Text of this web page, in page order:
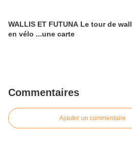
WALLIS ET FUTUNA Le tour de
en vélo ...une carte
Commentaires
Ajouter un commentaire